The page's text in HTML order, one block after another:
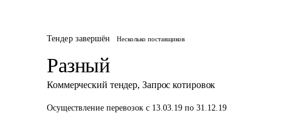
Тендер завершён Несколько поставщиков
Разный
Коммерческий тендер, Запрос котировок
Осуществление перевозок с 13.03.19 по 31.12.19